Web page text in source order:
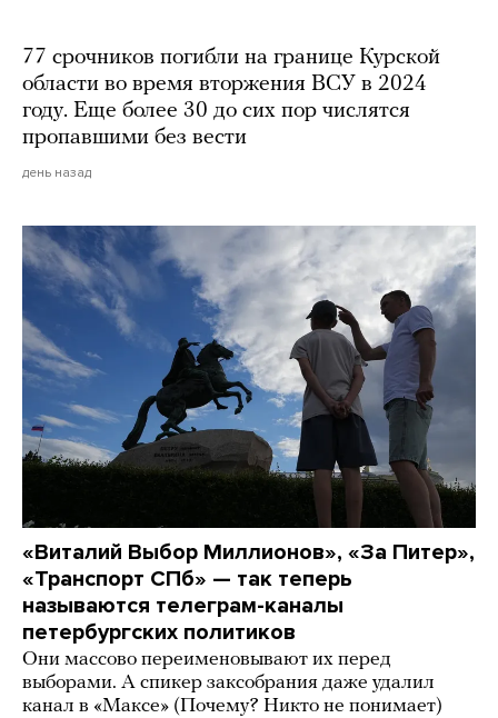
77 срочников погибли на границе Курской
области во время вторжения ВСУ в 2024
году. Еще более 30 до сих пор числятся
пропавшими без вести
день назад
«Виталий Выбор Миллионов», «За Питер»,
«Транспорт СПб» — так теперь
называются телеграм-каналы
петербургских политиков
Они массово переименовывают их перед
выборами. А спикер заксобрания даже удалил
канал в «Максе» (Почему? Никто не понимает)